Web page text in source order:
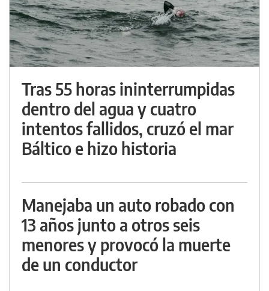
Tras 55 horas ininterrumpidas
dentro del agua y cuatro
intentos fallidos, cruzó el mar
Báltico e hizo historia
Manejaba un auto robado con
13 años junto a otros seis
menores y provocó la muerte
de un conductor